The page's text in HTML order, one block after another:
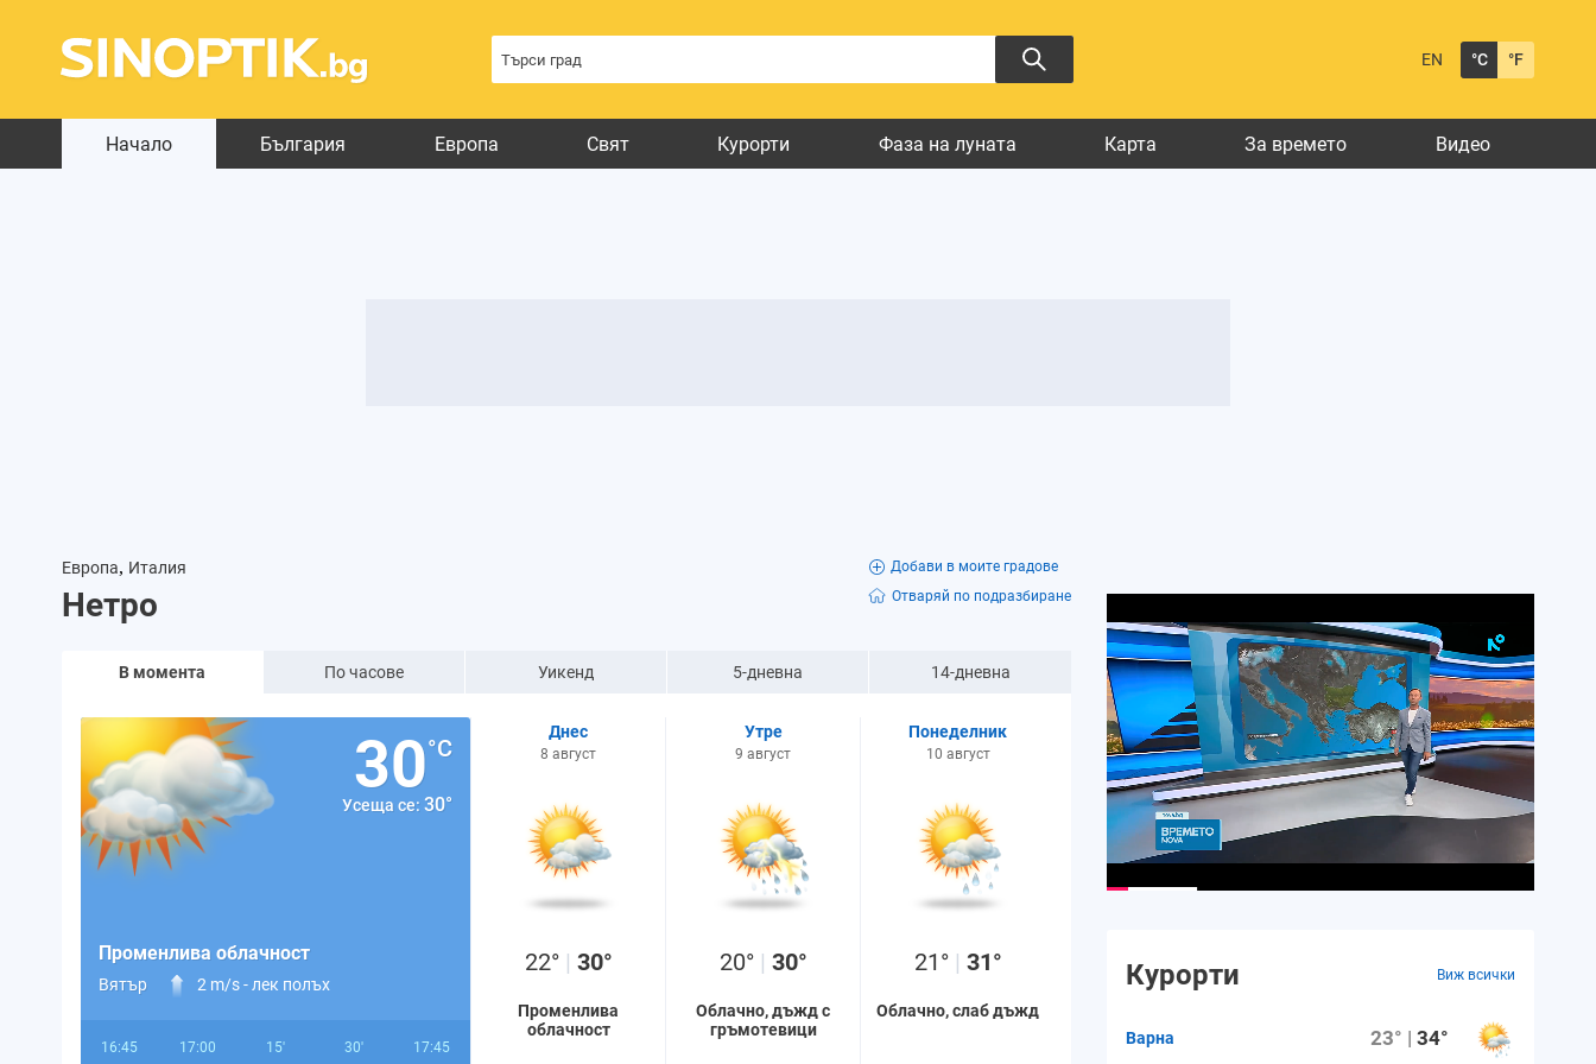
EN °C °F
Начало България Европа Свят Курорти Фаза на луната Карта За времето Видео
Европа, Италия
Нетро
Добави в моите градове
Отваряй по подразбиране
В момента По часове Уикенд 5-дневна 14-дневна
30°C
Усеща се: 30°
Променлива облачност
Вятър 2 m/s - лек полъх
16:45 17:00 15' 30' 17:45
Днес
8 август
22° | 30°
Променлива
облачност
Утре
9 август
20° | 30°
Облачно, дъжд с
гръмотевици
Понеделник
10 август
21° | 31°
Облачно, слаб дъжд
Курорти Виж всички
Варна 23° |34°